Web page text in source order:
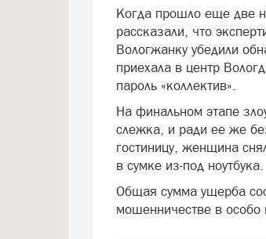
Когда прошло еще две
рассказали, что
Вологжанку убедили
приехала в центр
пароль «коллектив».
На финальном этапе
слежка, и ради ее же
гостиницу, женщина
в сумке из-под ноутбука.
Общая сумма ущерба
мошенничестве в